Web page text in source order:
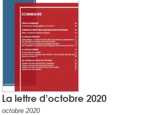
La lettre d’octobre 2020
octobre 2020